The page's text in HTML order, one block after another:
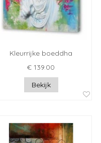
Kleurrijke boeddha
€ 139.00
Bekijk